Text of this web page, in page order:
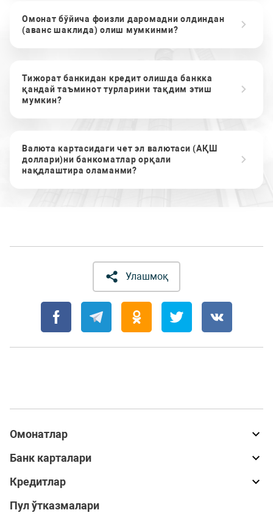
Омонат бўйича фоизли даромадни олдиндан
(аванс шаклида) олиш мумкинми?
Тижорат банкидан кредит олишда банкка
қандай таъминот турларини тақдим этиш
мумкин?
Валюта картасидаги чет эл валютаси (АҚШ
доллари)ни банкоматлар орқали
нақдлаштира оламанми?
Улашмоқ
Омонатлар
Банк карталари
Кредитлар
Пул ўтказмалари